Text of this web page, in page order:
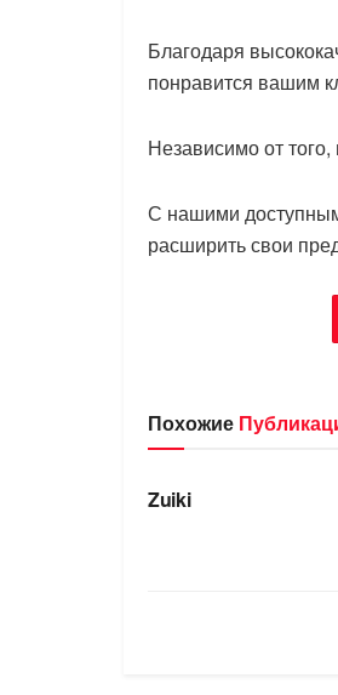
Благодаря
понравится вашим
Независимо от
С нашими
расширить свои
Похожие
БРЕНДЫ
Zuiki